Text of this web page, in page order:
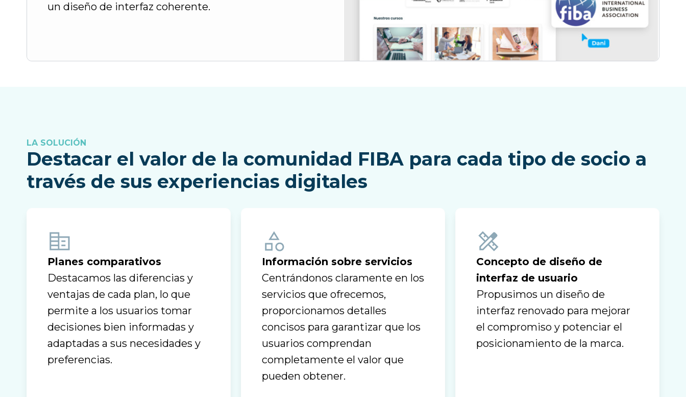
un diseño de interfaz coherente.
LA SOLUCIÓN
Destacar el valor de la comunidad FIBA para cada tipo de socio a
través de sus experiencias digitales
Planes comparativos
Destacamos las diferencias y
ventajas de cada plan, lo que
permite a los usuarios tomar
decisiones bien informadas y
adaptadas a sus necesidades y
preferencias.
Información sobre servicios
Centrándonos claramente en los
servicios que ofrecemos,
proporcionamos detalles
concisos para garantizar que los
usuarios comprendan
completamente el valor que
pueden obtener.
Concepto de diseño de
interfaz de usuario
Propusimos un diseño de
interfaz renovado para mejorar
el compromiso y potenciar el
posicionamiento de la marca.